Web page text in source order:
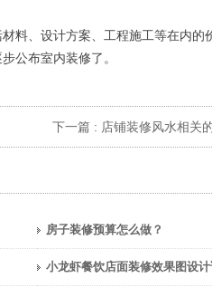
、设计方案、工程施工等在内的
公布室内装修了。
下一篇 : 店铺装修风水相关
房子装修预算怎么做？
小龙虾餐饮店面装修效果图设